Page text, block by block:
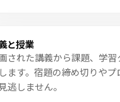
と授業
された講義から課題、学
ます。宿題の締め切りや
逃しません。